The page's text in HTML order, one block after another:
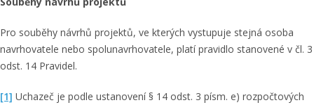
Pro souběhy návrhů projektů, ve kterých vystupuje stejná osoba
navrhovatele nebo spolunavrhovatele, platí pravidlo stanovené v čl. 3
odst. 14 Pravidel.
[1] Uchazeč je podle ustanovení § 14 odst. 3 písm. e) rozpočtových